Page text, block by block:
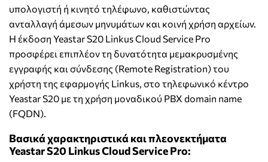
υπολογιστή ή κινητό τηλέφωνο, καθιστώντας
ανταλλαγή άμεσων μηνυμάτων και κοινή χρήση αρχείων.
Η έκδοση Yeastar S20 Linkus Cloud Service Pro
προσφέρει επιπλέον τη δυνατότητα μεμακρυσμένης
εγγραφής και σύνδεσης (Remote Registration) του
χρήστη της εφαρμογής Linkus, στο τηλεφωνικό κέντρο
Yeastar S20 με τη χρήση μοναδικού PBX domain name
(FQDN).
Βασικά χαρακτηριστικά και πλεονεκτήματα
Yeastar S20 Linkus Cloud Service Pro: